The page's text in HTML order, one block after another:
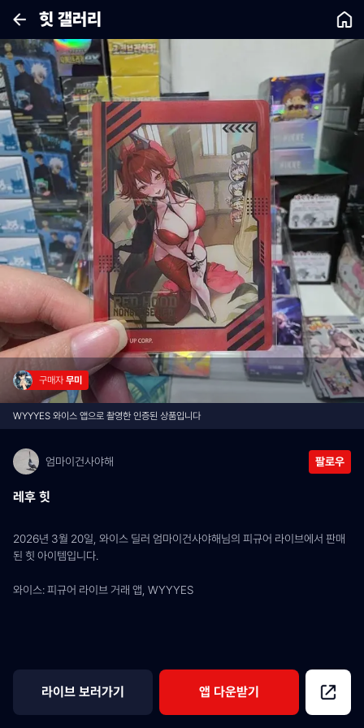
힛 갤러리
구매자 무미
WYYYES 와이스 앱으로 촬영한 인증된 상품입니다
엄마이건사야해 팔로우
레후 힛
2026년 3월 20일, 와이스 딜러 엄마이건사야해님의 피규어 라이브에서 판매
된 힛 아이템입니다.
와이스: 피규어 라이브 거래 앱, WYYYES
라이브 보러가기 앱 다운받기